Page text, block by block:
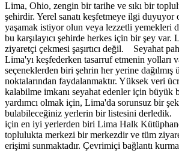
Lima, Ohio, zengin bir tarihe ve sıkı bir
şehirdir. Yerel sanatı keşfetmeye ilgi duyuyor
yaşamak istiyor olun veya lezzetli yemekleri
bu karşılayıcı şehirde herkes için bir şey var.
ziyaretçi çekmesi şaşırtıcı değil. Seyahat
Lima'yı keşfederken tasarruf etmenin yolları
seçeneklerden biri şehrin her yerine dağılmış
noktalarından faydalanmaktır. Yüksek veri
kalabilme imkanı seyahat edenler için büyük
yardımcı olmak için, Lima'da sorunsuz bir
bulabileceğiniz yerlerin bir listesini
için en iyi yerlerden biri Lima Halk
toplulukta merkezi bir merkezdir ve tüm
erişimi sunmaktadır. Çevrimiçi bağlantı